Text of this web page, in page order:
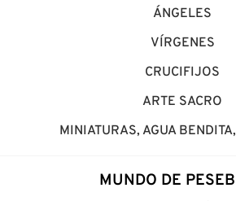
ÁNGELES
VÍRGENES
CRUCIFIJOS
ARTE SACRO
MINIATURAS, AGUA
MUNDO DE